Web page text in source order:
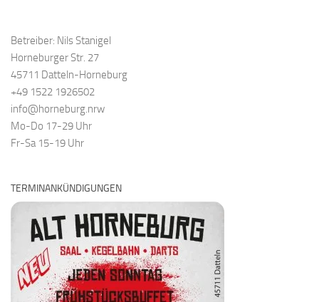
Betreiber: Nils Stanigel
Horneburger Str. 27
45711 Datteln-Horneburg
+49 1522 1926502
info@horneburg.nrw
Mo-Do 17-29 Uhr
Fr-Sa 15-19 Uhr
TERMINANKÜNDIGUNGEN